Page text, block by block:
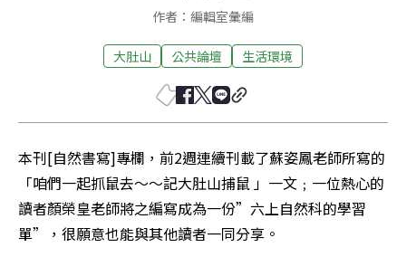
作者：編輯室彙編
大肚山 公共論壇 生活環境
本刊[自然書寫]專欄，前2週連續刊載了蘇姿鳳老師所寫的
「咱們一起抓鼠去～～記大肚山捕鼠 」一文﹔一位熱心的
讀者顏榮皇老師將之編寫成為一份”六上自然科的學習
單”，很願意也能與其他讀者一同分享。